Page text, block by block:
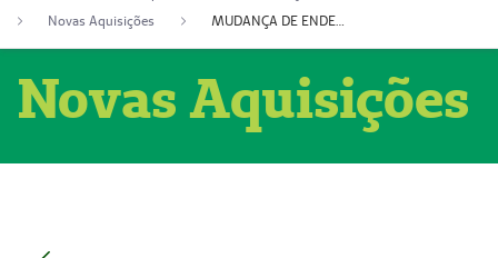
Novas Aquisições
MUDANÇA DE ENDEREÇO - DIAGITAB SERVIÇOS MÉDICOS LTDA (54003267-5)
Novas Aquisições